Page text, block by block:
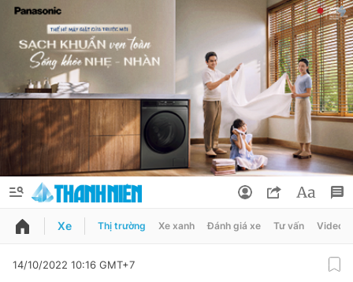
QUẢNG CÁO
Xe Thị trường Xe xanh Đánh giá xe Tư vấn Video
14/10/2022 10:16 GMT+7